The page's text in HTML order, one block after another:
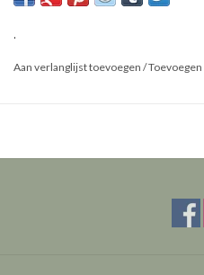
Maat: M
.
Aan verlanglijst toevoegen /